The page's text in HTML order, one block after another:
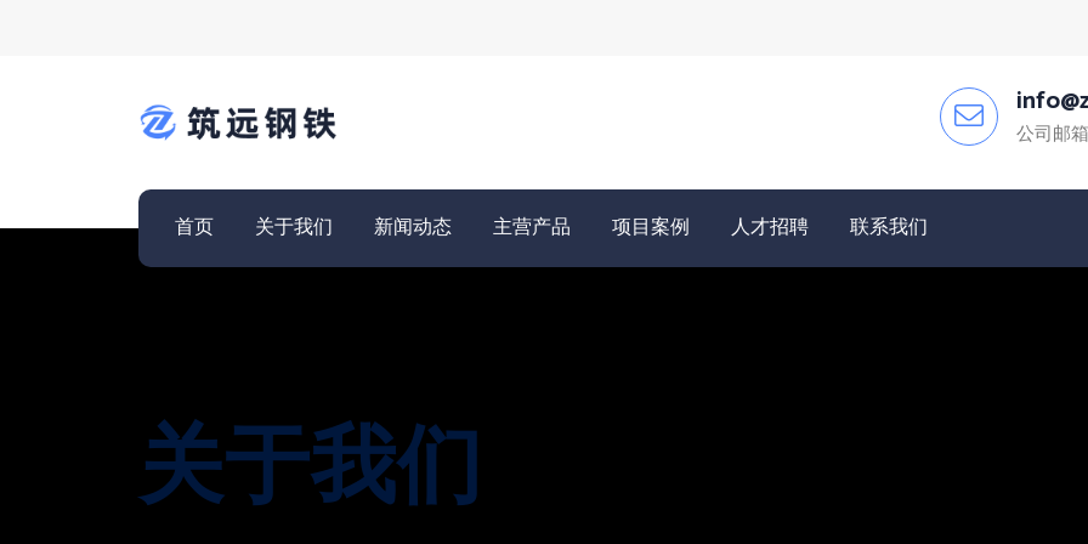
公司邮箱
首页 关于我们 新闻动态 主营产品 项目案例 人才招聘 联系我们
关于我们